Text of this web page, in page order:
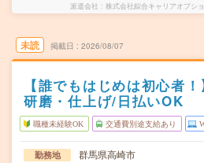
派遣会社 株式会社綜合キャリアオプシ
未読 掲載日 2026/08/07
【誰でもはじめは初心者
研磨・仕上げ/日払いOK
職種未経験OK 交通費別途支給あり
勤務地 群馬県高崎市